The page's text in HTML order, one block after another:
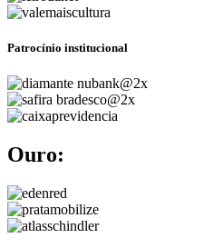
Patrocínio institucional
Ouro: